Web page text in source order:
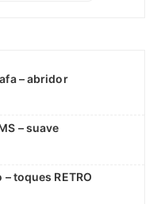
– abridor
– suave
toques RETRO